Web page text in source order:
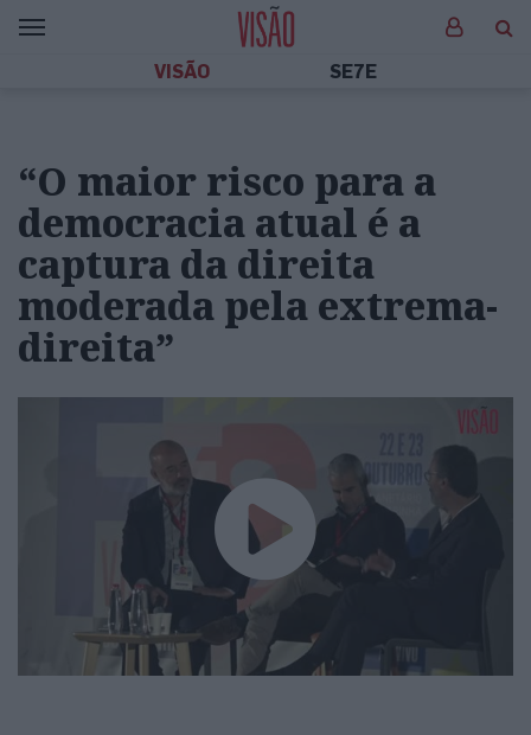
VISÃO SE7E
“O maior risco para a
democracia atual é a
captura da direita
moderada pela extrema-
direita”